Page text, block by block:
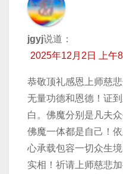
jgyj说道：
2025年12月2日 上午
恭敬顶礼感恩上师慈
无量功德和恩德！证
白。佛魔分别是凡夫
佛魔一体都是自己！
心承载包容一切众生
实相！祈请上师慈悲